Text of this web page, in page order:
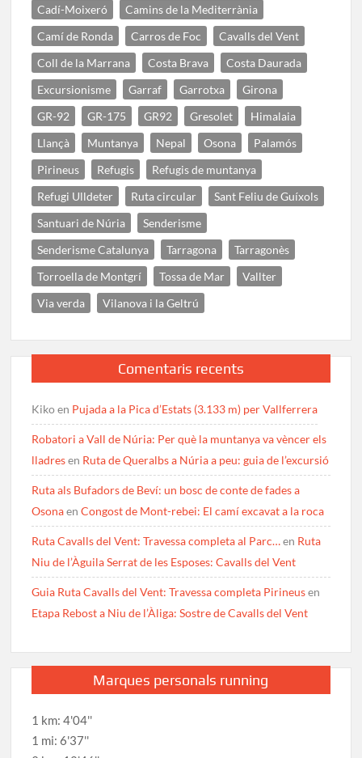
Cadí-Moixeró
Camins de la Mediterrània
Camí de Ronda
Carros de Foc
Cavalls del Vent
Coll de la Marrana
Costa Brava
Costa Daurada
Excursionisme
Garraf Garrotxa
Girona
GR-92
GR-175 GR92 Gresolet
Himalaia
Llançà
Muntanya Nepal Osona
Palamós
Pirineus
Refugis
Refugis de muntanya
Refugi Ulldeter
Ruta circular
Sant Feliu de Guíxols
Santuari de Núria
Senderisme
Senderisme Catalunya
Tarragona
Tarragonès
Torroella de Montgrí
Tossa de Mar
Vallter
Via verda
Vilanova i la Geltrú
Comentaris recents
Kikoen Pujada a la Pica d’Estats (3.133 m) per Vallferrera
Robatori a Vall de Núria: Per què la muntanya va vèncer els
lladresen Ruta de Queralbs a Núria a peu: guia de l’excursió
Ruta als Bufadors de Beví: un bosc de conte de fades a
OsonaenCongost de Mont-rebei: El camí excavat a la roca
Ruta Cavalls del Vent: Travessa completa al Parc…en Ruta
Niu de l’Àguila Serrat de les Esposes: Cavalls del Vent
Guia Ruta Cavalls del Vent: Travessa completa Pirineusen
Etapa Rebost a Niu de l’Àliga: Sostre de Cavalls del Vent
Marques personals running
1 km: 4'04''
1 mi: 6'37''